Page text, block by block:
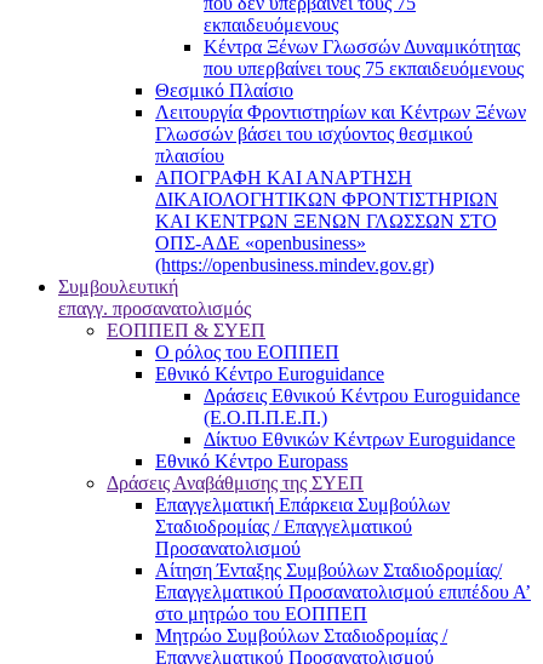
εκπαιδευόμενους
Kέντρα Ξένων Γλωσσών Δυναμικότητας
που υπερβαίνει τους 75 εκπαιδευόμενους
Θεσμικό Πλαίσιο
Λειτουργία Φροντιστηρίων και Κέντρων Ξένων
Γλωσσών βάσει του ισχύοντος θεσμικού
πλαισίου
ΑΠΟΓΡΑΦΗ ΚΑΙ ΑΝΑΡΤΗΣΗ
ΔΙΚΑΙΟΛΟΓΗΤΙΚΩΝ ΦΡΟΝΤΙΣΤΗΡΙΩΝ
ΚΑΙ ΚΕΝΤΡΩΝ ΞΕΝΩΝ ΓΛΩΣΣΩΝ ΣΤΟ
ΟΠΣ-ΑΔΕ «openbusiness»
(https://openbusiness.mindev.gov.gr)
Συμβουλευτική
επαγγ. προσανατολισμός
ΕΟΠΠΕΠ & ΣΥΕΠ
Ο ρόλος του ΕΟΠΠΕΠ
Εθνικό Κέντρο Euroguidance
Δράσεις Εθνικού Κέντρου Euroguidance
(Ε.Ο.Π.Π.Ε.Π.)
Δίκτυο Εθνικών Κέντρων Euroguidance
Εθνικό Κέντρο Europass
Δράσεις Αναβάθμισης της ΣΥΕΠ
Επαγγελματική Επάρκεια Συμβούλων
Σταδιοδρομίας / Επαγγελματικού
Προσανατολισμού
Αίτηση Ένταξης Συμβούλων Σταδιοδρομίας/
Επαγγελματικού Προσανατολισμού επιπέδου Α’
στο μητρώο του ΕΟΠΠΕΠ
Μητρώο Συμβούλων Σταδιοδρομίας /
Επαγγελματικού Προσανατολισμού